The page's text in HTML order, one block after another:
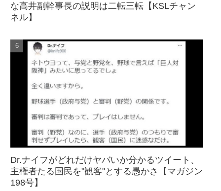
な高井副幹事長の説明は二転三転【KSLチャン
ネル】
Dr.ナイフがどれだけヤバいか分かるツイート、
主権者たる国民を"観客"とする愚かさ【マガジン
198号】